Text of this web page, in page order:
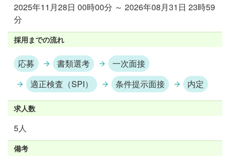
2025年11月28日 00時00分 ～ 2026年08月31日 23時59
分
採用までの流れ
応募 書類選考
一次面接
適正検査（SPI）
条件提示面接 内定
求人数
5人
備考